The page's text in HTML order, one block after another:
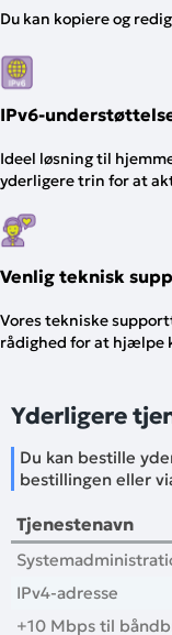
Du kan kopiere og
IPv6-
Ideel løsning til
yderligere trin for at
Venlig teknisk
Vores tekniske
rådighed for at hjælpe
Yderligere
Du kan bestille
bestillingen eller
Tjenestenavn
IPv4-adresse
+10 Mbps til